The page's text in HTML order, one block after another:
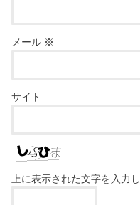
メール ※
サイト
上に表示された文字を入力